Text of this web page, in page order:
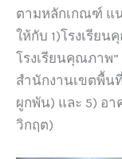
ตามหลักเกณฑ์ แ
ให้กับ 1)โรงเรียน
โรงเรียนคุณภาพ”
สำนักงานเขตพื้น
ผูกพัน) และ 5) อ
วิกฤต)